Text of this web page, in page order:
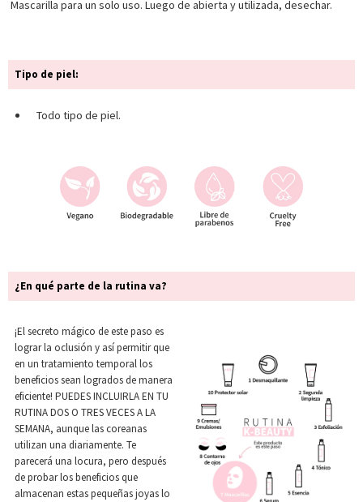
Mascarilla para un solo uso. Luego de abierta y utilizada, desechar.
Tipo de piel:
Todo tipo de piel.
¿En qué parte de la rutina va?
¡El secreto mágico de este paso es
lograr la oclusión y así permitir que
en un tratamiento temporal los
beneficios sean logrados de manera
eficiente! PUEDES INCLUIRLA EN TU
RUTINA DOS O TRES VECES A LA
SEMANA, aunque las coreanas
utilizan una diariamente. Te
parecerá una locura, pero después
de probar los beneficios que
almacenan estas pequeñas joyas lo